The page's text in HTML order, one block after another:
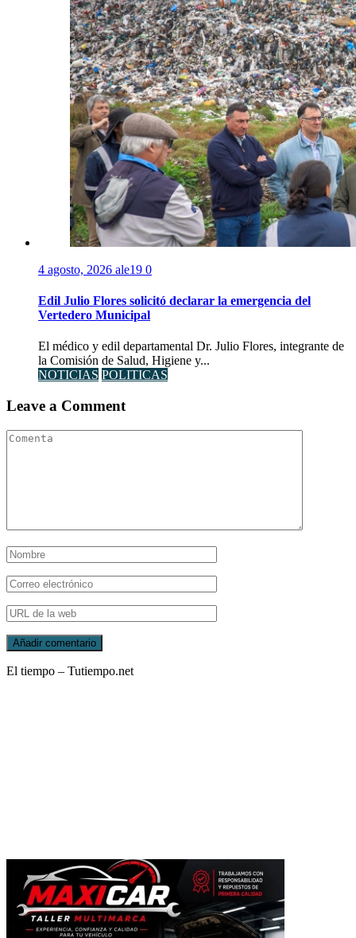
4 agosto, 2026 ale19 0
Edil Julio Flores solicitó declarar la emergencia del
Vertedero Municipal
El médico y edil departamental Dr. Julio Flores, integrante de
la Comisión de Salud, Higiene y...
NOTICIAS POLITICAS
Leave a Comment
El tiempo – Tutiempo.net